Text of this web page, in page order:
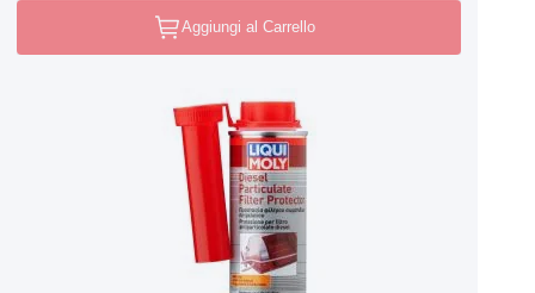
Aggiungi al Carrello